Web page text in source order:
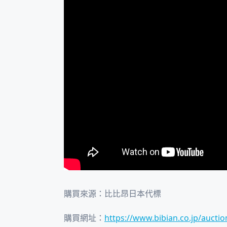
購買來源：比比昂日本代標
購買網址： https://www.bibian.co.jp/